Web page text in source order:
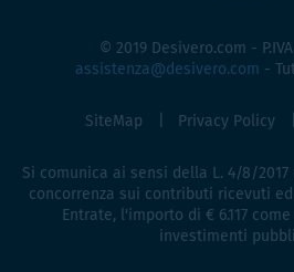
© 2019 Desivero.com -
assistenza@desivero.com -
SiteMap Privacy Policy
Si comunica ai sensi della L. 4/8/
concorrenza sui contributi ricevuti
Entrate, l'importo di € 6.117
investimenti